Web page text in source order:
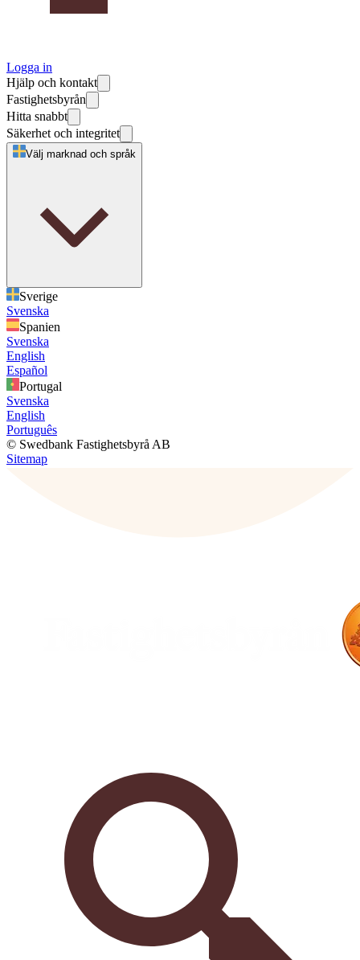
Logga in
Hjälp och kontakt
Fastighetsbyrån
Hitta snabbt
Säkerhet och integritet
Välj marknad och språk
Sverige
Svenska
Spanien
Svenska
English
Español
Portugal
Svenska
English
Português
© Swedbank Fastighetsbyrå AB
Sitemap